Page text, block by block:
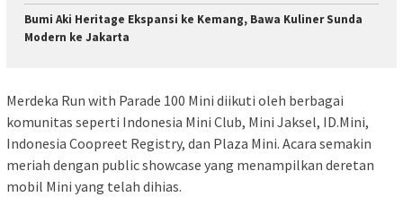
​Bumi Aki Heritage Ekspansi ke Kemang, Bawa Kuliner Sunda
Modern ke Jakarta
Merdeka Run with Parade 100 Mini diikuti oleh berbagai
komunitas seperti Indonesia Mini Club, Mini Jaksel, ID.Mini,
Indonesia Coopreet Registry, dan Plaza Mini. Acara semakin
meriah dengan public showcase yang menampilkan deretan
mobil Mini yang telah dihias.